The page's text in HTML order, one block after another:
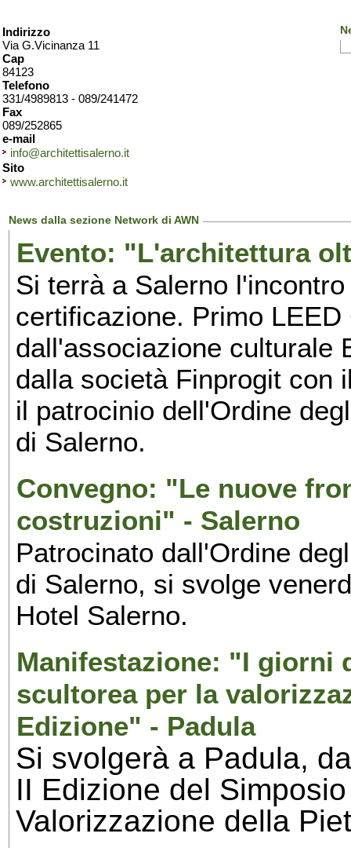
Indirizzo
Via G.Vicinanza 11
Cap
84123
Telefono
331/4989813 - 089/241472
Fax
089/252865
e-mail
info@architettisalerno.it
Sito
www.architettisalerno.it
News dalla sezione Network di AWN
Evento: "L'architettura
Si terrà a Salerno
certificazione. Primo
dall'associazione culturale
dalla società Finprogit con
il patrocinio dell'Ordine
di Salerno.
Convegno: "Le nuove
costruzioni" - Salerno
Patrocinato dall'Ordine
di Salerno, si svolge
Hotel Salerno.
Manifestazione: "I giorni
scultorea per la
Edizione" - Padula
Si svolgerà a Padula,
II Edizione del
Valorizzazione della